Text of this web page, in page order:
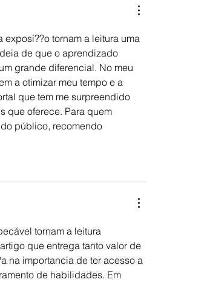
tornam a leitura uma
de que o aprendizado
grande diferencial. No meu
a otimizar meu tempo e a
que tem me surpreendido
que oferece. Para quem
público, recomendo
tornam a leitura
que entrega tanto valor de
na importancia de ter acesso a
de habilidades. Em